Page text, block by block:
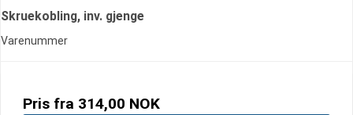
Skruekobling, inv. gjenge
Varenummer
Pris fra 314,00 NOK